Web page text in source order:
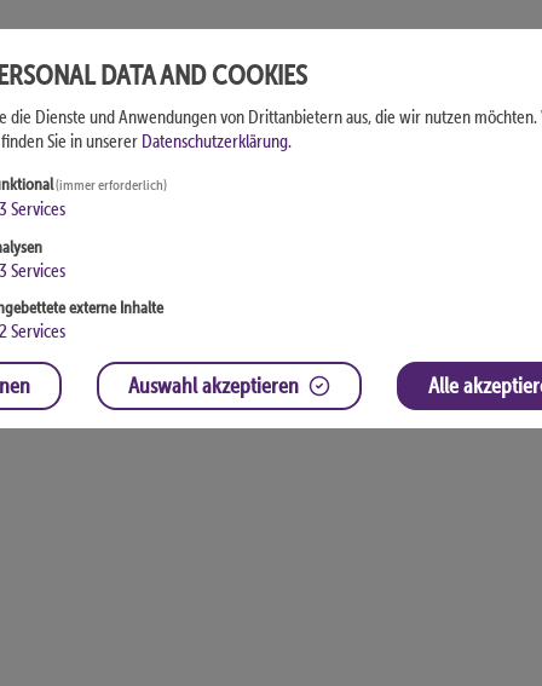
DATA AND COOKIES
die Dienste und Anwendungen von Drittanbietern aus, die wir nutzen möchten.
Sie in unserer Datenschutzerklärung.
(immer erforderlich)
3 Services
3 Services
externe Inhalte
2Services
Auswahl akzeptieren Alle